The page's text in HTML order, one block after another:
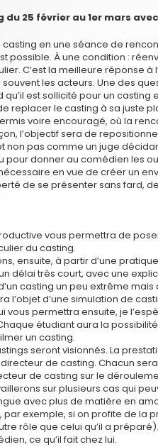
25 février au 1er mars
casting en une séance de
possible. À une condition :
C’est la meilleure réponse
les acteurs. Une des
est sollicité pour un casting
replacer le casting à sa juste
voire encouragé, où la
l’objectif sera de
non pas comme un juge
pour donner au comédien les
en vue de créer un
de se présenter sans fard,
vous permettra de
du casting.
ensuite, à partir d’une
délai très court, avec une
casting un peu extrême mais
l’objet d’une simulation de
vous permettra ensuite, je
étudiant aura la
un casting.
seront visionnés. La
de casting. Chacun
de casting sur le
sur plusieurs cas qui
avec plus de matière en
par exemple, si on profite de la
rôle que celui qu’il a
ce qu’il fait chez lui.